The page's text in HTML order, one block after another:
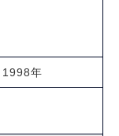
1998年